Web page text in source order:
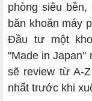
phòng siêu
băn khoăn máy
Đầu tư một
"Made in Japan"
sẽ review từ A-
nhất trước khi